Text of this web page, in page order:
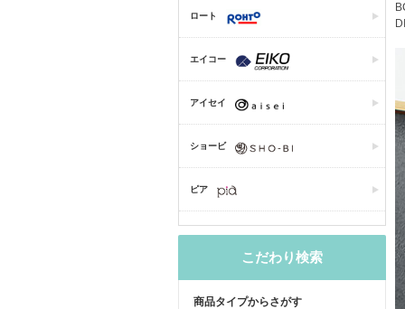
ロート
エイコー
アイセイ
ショービ
ピア
こだわり検索
商品タイプからさがす